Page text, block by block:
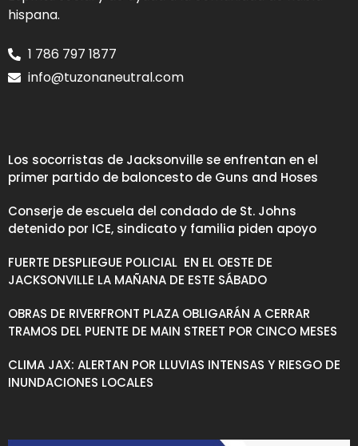
hispana.
1 786 797 1877
info@tuzonaneutral.com
Los socorristas de Jacksonville se enfrentan en el
primer partido de baloncesto de Guns and Hoses
Conserje de escuela del condado de St. Johns
detenido por ICE, sindicato y familia piden apoyo
FUERTE DESPLIEGUE POLICIAL EN EL OESTE DE
JACKSONVILLE LA MAÑANA DE ESTE SÁBADO
OBRAS DE RIVERFRONT PLAZA OBLIGARÁN A CERRAR
TRAMOS DEL PUENTE DE MAIN STREET POR CINCO MESES
CLIMA JAX: ALERTAN POR LLUVIAS INTENSAS Y RIESGO DE
INUNDACIONES LOCALES